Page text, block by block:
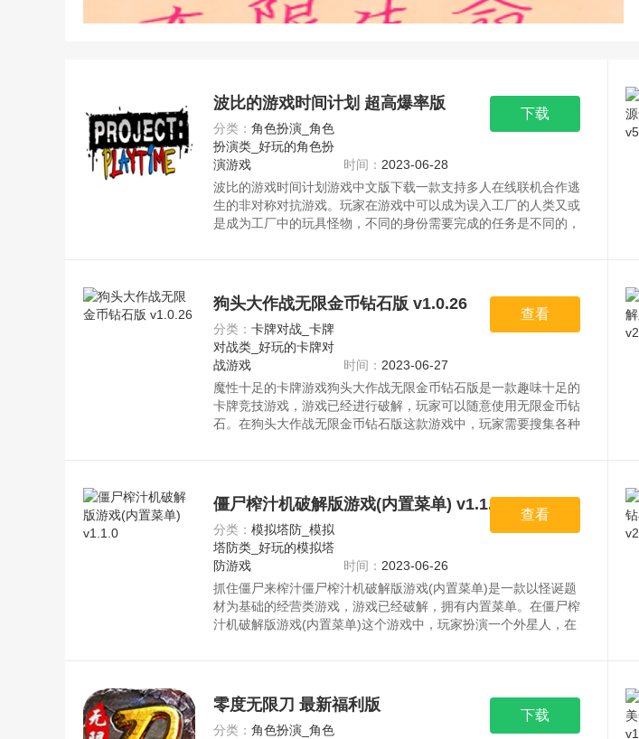
波比的游戏时间计划 超高爆率版
分类： 角色扮演_角色
扮演类_好玩的角色扮
演游戏
时间： 2023-06-28
波比的游戏时间计划游戏中文版下载一款支持多人在线联机合作逃
生的非对称对抗游戏。玩家在游戏中可以成为误入工厂的人类又或
是成为工厂中的玩具怪物，不同的身份需要完成的任务是不同的，
下载
狗头大作战无限金币钻石版 v1.0.26
分类： 卡牌对战_卡牌
对战类_好玩的卡牌对
战游戏
时间： 2023-06-27
魔性十足的卡牌游戏狗头大作战无限金币钻石版是一款趣味十足的
卡牌竞技游戏，游戏已经进行破解，玩家可以随意使用无限金币钻
石。在狗头大作战无限金币钻石版这款游戏中，玩家需要搜集各种
查看
僵尸榨汁机破解版游戏(内置菜单) v1.1.0
分类： 模拟塔防_模拟
塔防类_好玩的模拟塔
防游戏
时间： 2023-06-26
抓住僵尸来榨汁僵尸榨汁机破解版游戏(内置菜单)是一款以怪诞题
材为基础的经营类游戏，游戏已经破解，拥有内置菜单。在僵尸榨
汁机破解版游戏(内置菜单)这个游戏中，玩家扮演一个外星人，在
查看
零度无限刀 最新福利版
分类： 角色扮演_角色
下载